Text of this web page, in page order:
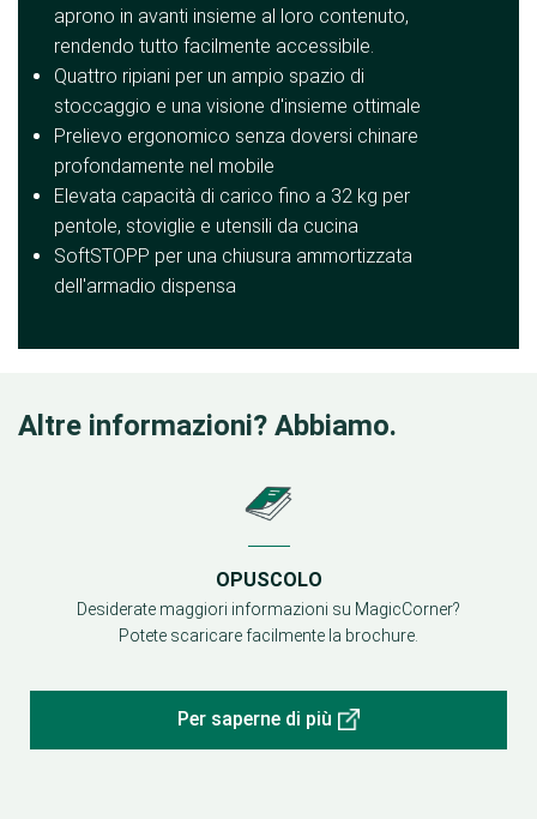
aprono in avanti insieme al loro contenuto,
rendendo tutto facilmente accessibile.
Quattro ripiani per un ampio spazio di
stoccaggio e una visione d'insieme ottimale
Prelievo ergonomico senza doversi chinare
profondamente nel mobile
Elevata capacità di carico fino a 32 kg per
pentole, stoviglie e utensili da cucina
SoftSTOPP per una chiusura ammortizzata
dell'armadio dispensa
Altre informazioni? Abbiamo.
OPUSCOLO
Desiderate maggiori informazioni su MagicCorner?
Potete scaricare facilmente la brochure.
Per saperne di più